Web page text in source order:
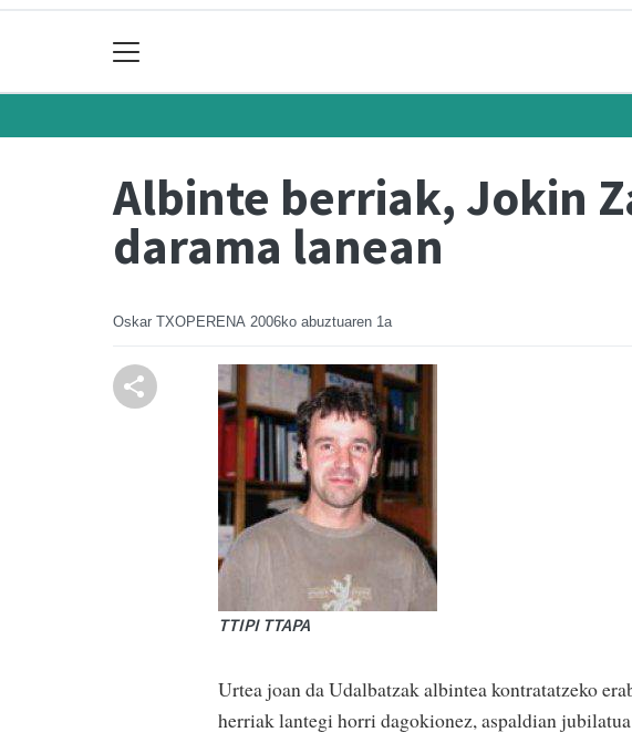
Albinte berriak, Jokin
darama lanean
Oskar TXOPERENA 2006ko abuztuaren 1a
TTIPI TTAPA
Urtea joan da Udalbatzak albintea kontratatzeko
herriak lantegi horri dagokionez, aspaldian